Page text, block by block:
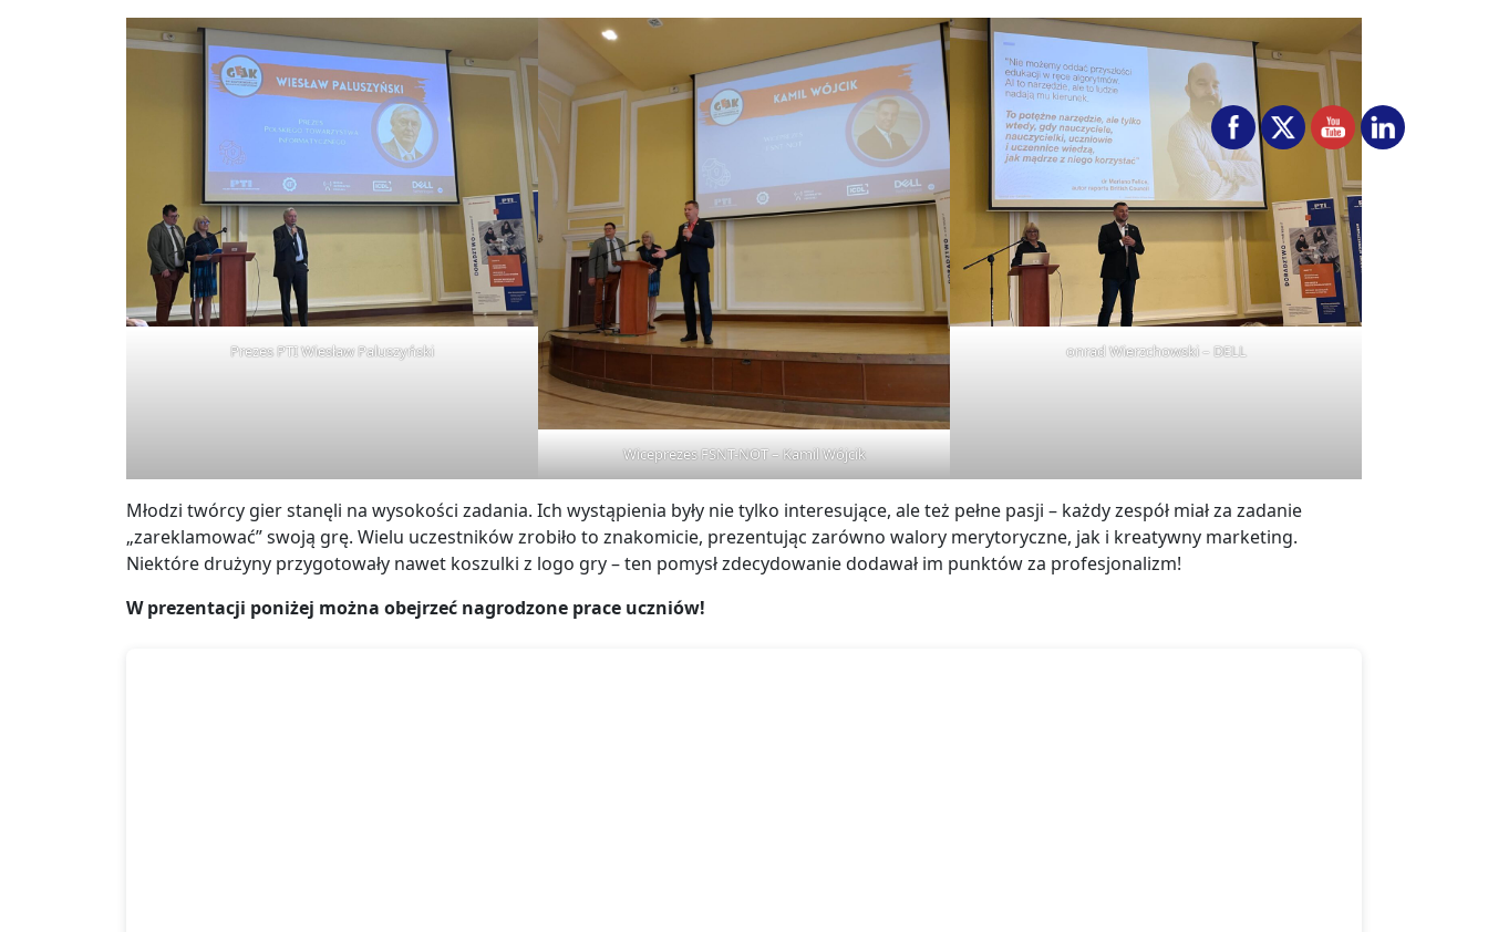
Prezes PTI Wiesław Paluszyński
Wiceprezes FSNT-NOT – Kamil Wójcik
onrad Wierzchowski – DELL
Młodzi twórcy gier stanęli na wysokości zadania. Ich wystąpienia były nie tylko interesujące, ale też pełne pasji – każdy zespół miał za zadanie
„zareklamować” swoją grę. Wielu uczestników zrobiło to znakomicie, prezentując zarówno walory merytoryczne, jak i kreatywny marketing.
Niektóre drużyny przygotowały nawet koszulki z logo gry – ten pomysł zdecydowanie dodawał im punktów za profesjonalizm!
W prezentacji poniżej można obejrzeć nagrodzone prace uczniów!